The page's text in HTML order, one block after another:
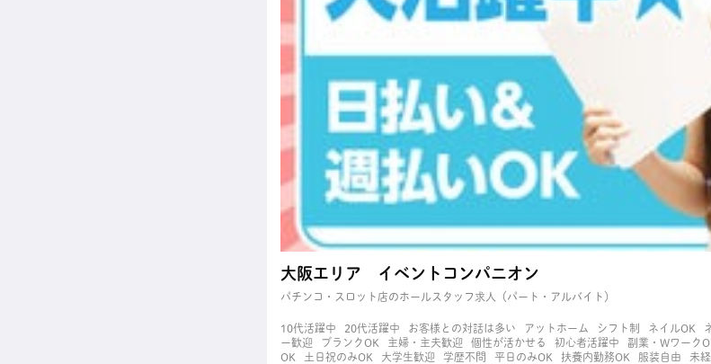
大阪エリア イベントコンパニオン
パチンコ・スロット店のホールスタッフ求人（パート・アルバイト）
10代活躍中 20代活躍中 お客様との対話は多い アットホーム シフト制 ネイルOK
ー歓迎
ブランクOK 主婦・主夫歓迎 個性が活かせる 初心者活躍中 副業・Wワーク
OK
土日祝のみOK 大学生歓迎 学歴不問 平日のみOK 扶養内勤務OK 服装自由 未